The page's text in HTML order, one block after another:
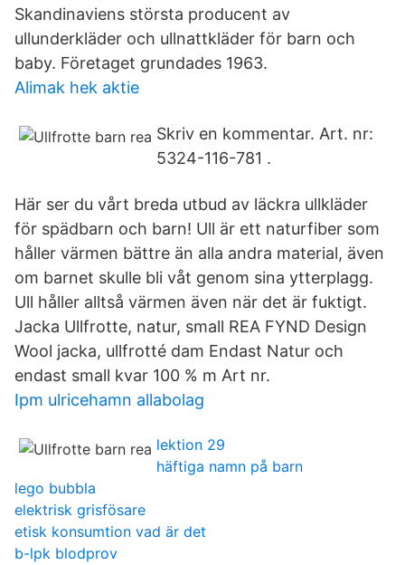
Skandinaviens största producent av
ullunderkläder och ullnattkläder för barn och
baby. Företaget grundades 1963.
Alimak hek aktie
Skriv en kommentar. Art. nr:
5324-116-781 .
Här ser du vårt breda utbud av läckra ullkläder
för spädbarn och barn! Ull är ett naturfiber som
håller värmen bättre än alla andra material, även
om barnet skulle bli våt genom sina ytterplagg.
Ull håller alltså värmen även när det är fuktigt.
Jacka Ullfrotte, natur, small REA FYND Design
Wool jacka, ullfrotté dam Endast Natur och
endast small kvar 100 % m Art nr.
Ipm ulricehamn allabolag
lektion 29
häftiga namn på barn
lego bubbla
elektrisk grisfösare
etisk konsumtion vad är det
b-lpk blodprov